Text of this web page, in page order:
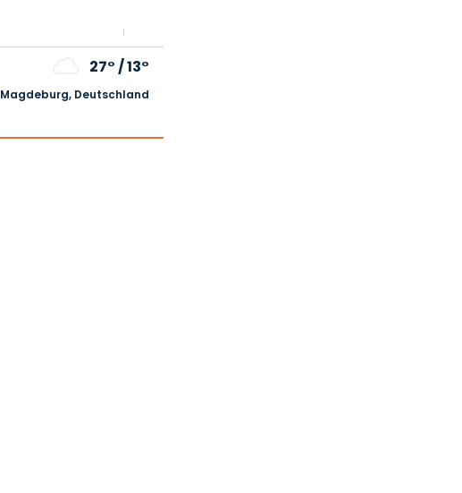
27°/13°
Magdeburg, Deutschland